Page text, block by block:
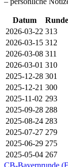
Datum Runde
2026-03-22 313
2026-03-15 312
2026-03-08 311
2026-03-01 310
2025-12-28 301
2025-12-21 300
2025-11-02 293
2025-09-28 288
2025-08-24 283
2025-07-27 279
2025-06-29 275
2025-05-04 267